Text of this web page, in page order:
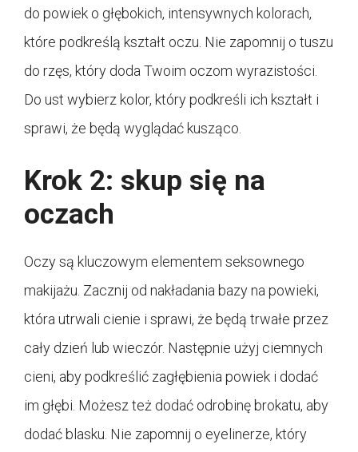
do powiek o głębokich, intensywnych kolorach,
które podkreślą kształt oczu. Nie zapomnij o tuszu
do rzęs, który doda Twoim oczom wyrazistości.
Do ust wybierz kolor, który podkreśli ich kształt i
sprawi, że będą wyglądać kusząco.
Krok 2: skup się na
oczach
Oczy są kluczowym elementem seksownego
makijażu. Zacznij od nakładania bazy na powieki,
która utrwali cienie i sprawi, że będą trwałe przez
cały dzień lub wieczór. Następnie użyj ciemnych
cieni, aby podkreślić zagłębienia powiek i dodać
im głębi. Możesz też dodać odrobinę brokatu, aby
dodać blasku. Nie zapomnij o eyelinerze, który